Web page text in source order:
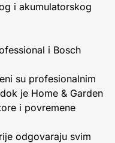
i akumulatorskog
i Bosch
su profesionalnim
je Home & Garden
i povremene
odgovaraju svim